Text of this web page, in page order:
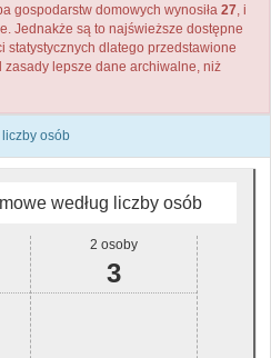
gospodarstw domowych wynosiła 27, i
Jednakże są to najświeższe dostępne
statystycznych dlatego przedstawione
zasady lepsze dane archiwalne, niż
osób
według liczby osób
2 osoby
3